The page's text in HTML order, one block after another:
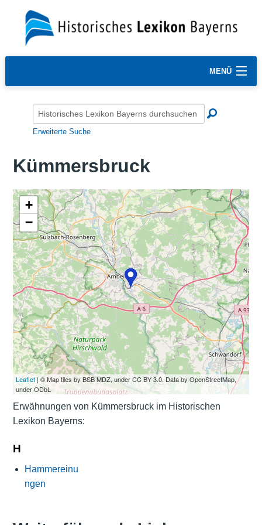
MENÜ
Erweiterte Suche
Kümmersbruck
+
−
Leaflet| © Map tiles by BSB MDZ, under CC BY 3.0. Data by OpenStreetMap,
under ODbL
Erwähnungen von Kümmersbruck im Historischen
Lexikon Bayerns:
H
Hammereinu
ngen